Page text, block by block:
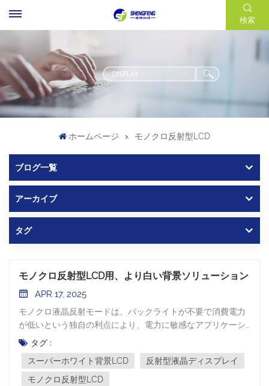
検索
ホームページ モノクロ反射型LCD
ブログ一覧
アーカイブ
タグ
モノクロ反射型LCD用、より白い背景ソリューション
APR 17, 2025
モノクロ液晶反射モードは、バックライトが不要で消費電力
が低いという独自の利点により、電力に敏感なアプリケーシ
ョンに最適なディスプレイ ソリューションとして登場しまし
た。しかし、伝統的な 反射型LCD画面の背景色が黄色や灰色
がかっている場合、画質が損なわれることがよくあります。
スーパーホワイト背景ソリューションは、技術革新と素材革
タグ :
スーパーホワイト背景LCD
反射型液晶ディスプレイ
モノクロ反射型LCD